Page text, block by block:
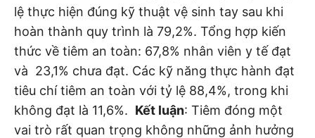
lệ thực hiện đúng kỹ thuật vệ sinh tay sau khi
hoàn thành quy trình là 79,2%. Tổng hợp kiến
thức về tiêm an toàn: 67,8% nhân viên y tế đạt
và 23,1% chưa đạt. Các kỹ năng thực hành đạt
tiêu chí tiêm an toàn với tỷ lệ 88,4%, trong khi
không đạt là 11,6%. Kết luận: Tiêm đóng một
vai trò rất quan trọng không những ảnh hưởng